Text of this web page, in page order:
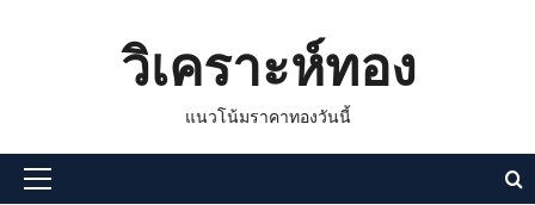
วิเคราะห์ทอง
แนวโน้มราคาทองวันนี้
Primary